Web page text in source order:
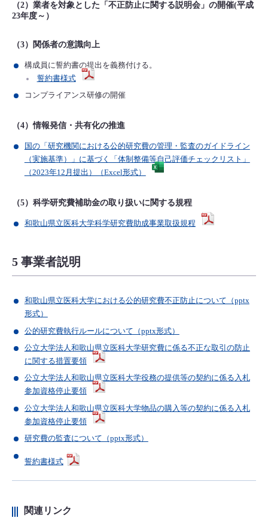
（2）業者を対象とした「不正防止に関する説明会」の開催(平成
23年度～）
（3）関係者の意識向上
構成員に誓約書の提出を義務付ける。
誓約書様式
コンプライアンス研修の開催
（4）情報発信・共有化の推進
国の「研究機関における公的研究費の管理・監査のガイドライン
（実施基準）」に基づく「体制整備等自己評価チェックリスト」
（2023年12月提出）（Excel形式）
（5）科学研究費補助金の取り扱いに関する規程
和歌山県立医科大学科学研究費助成事業取扱規程
5 事業者説明
和歌山県立医科大学における公的研究費不正防止について（pptx
形式）
公的研究費執行ルールについて（pptx形式）
公立大学法人和歌山県立医科大学研究費に係る不正な取引の防止
に関する措置要領
公立大学法人和歌山県立医科大学役務の提供等の契約に係る入札
参加資格停止要領
公立大学法人和歌山県立医科大学物品の購入等の契約に係る入札
参加資格停止要領
研究費の監査について（pptx形式）
誓約書様式
関連リンク